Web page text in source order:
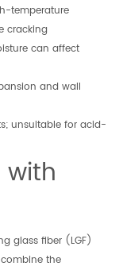
temperature
cracking
can affect
and wall
unsuitable for acid-
with
glass fiber (LGF)
the